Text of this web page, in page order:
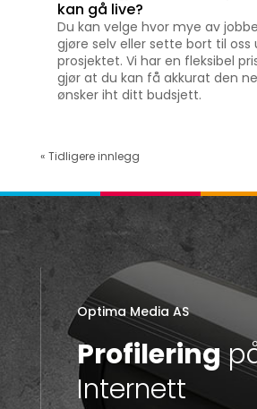
kan gå live?
Du kan velge hvor mye av
gjøre selv eller sette bort til oss
prosjektet. Vi har en fleksibel
gjør at du kan få akkurat den
ønsker iht ditt budsjett.
« Tidligere innlegg
Optima Media AS
Profilering
Internett